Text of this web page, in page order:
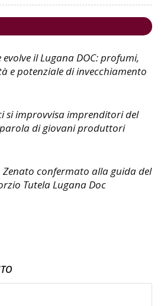
evolve il Lugana DOC: profumi,
e potenziale di invecchiamento
si improvvisa imprenditori del
di giovani produttori
Zenato confermato alla guida del
Tutela Lugana Doc